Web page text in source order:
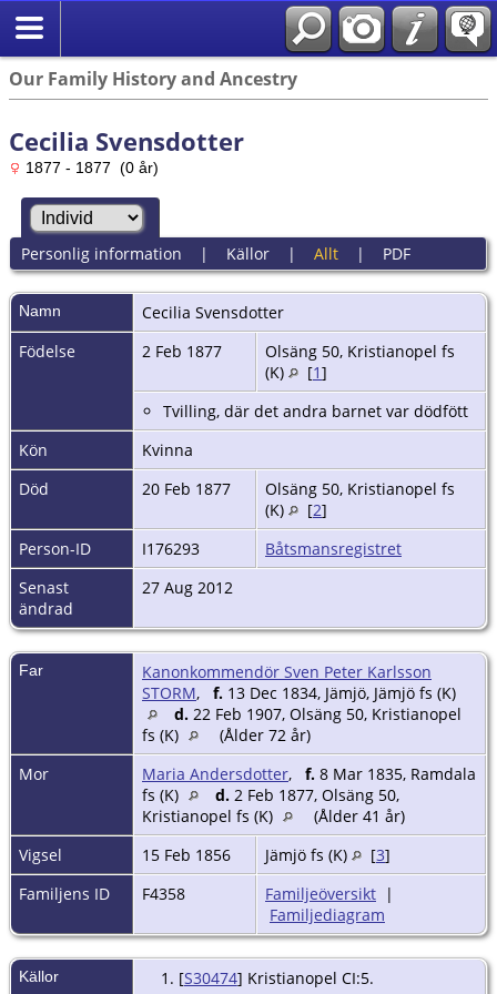
Our Family History and Ancestry
Cecilia Svensdotter
1877 - 1877 (0 år)
Personlig information | Källor| Allt| PDF
Namn Cecilia Svensdotter
Födelse
2 Feb 1877
Olsäng 50, Kristianopel fs
(K)
[1]
Tvilling, där det andra barnet var dödfött
Kön
Kvinna
Död
20 Feb 1877
Olsäng 50, Kristianopel fs
(K)
[2]
Person-ID
I176293
Båtsmansregistret
Senast
ändrad
27 Aug 2012
Far
Kanonkommendör Sven Peter Karlsson
STORM, f. 13 Dec 1834, Jämjö, Jämjö fs (K)
d. 22 Feb 1907, Olsäng 50, Kristianopel
fs (K)
(Ålder 72 år)
Mor
Maria Andersdotter, f. 8 Mar 1835, Ramdala
fs (K)
d. 2 Feb 1877, Olsäng 50,
Kristianopel fs (K)
(Ålder 41 år)
Vigsel
15 Feb 1856 Jämjö fs (K) [3]
Familjens ID
F4358 Familjeöversikt |
Familjediagram
Källor [S30474] Kristianopel CI:5.